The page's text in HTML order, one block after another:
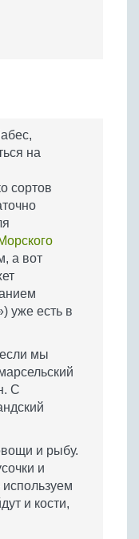
на
сортов
а вот
уже есть в
мы
С
и рыбу.
и
и кости,